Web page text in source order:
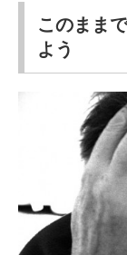
このまま
よう